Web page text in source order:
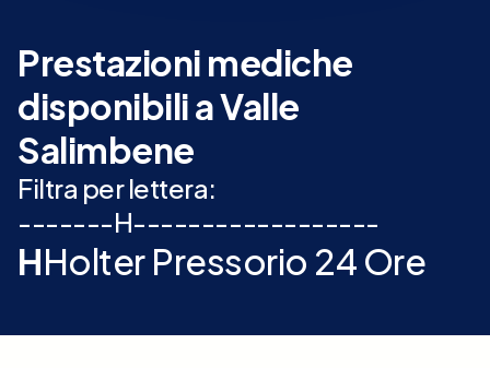
Prestazioni mediche
disponibili a Valle
Salimbene
Filtra per lettera:
-------H------------------
HHolter Pressorio 24 Ore